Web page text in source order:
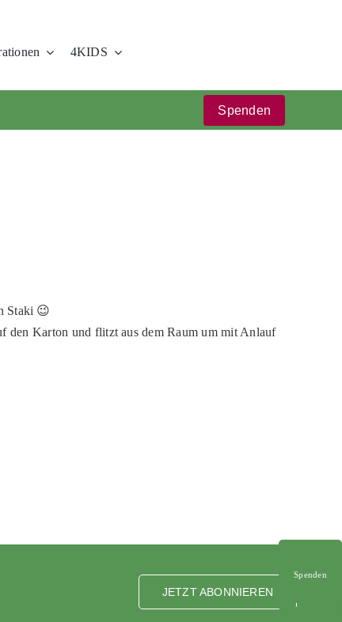
4KIDS
Spenden
Spenden
Staki 😉
den Karton und flitzt aus dem Raum um mit Anlauf
JETZT ABONNIEREN